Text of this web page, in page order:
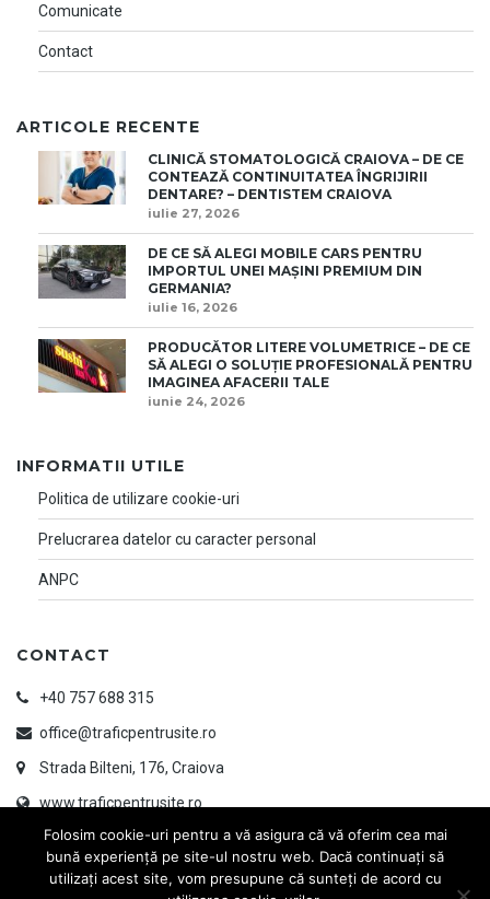
Comunicate
Contact
ARTICOLE RECENTE
CLINICĂ STOMATOLOGICĂ CRAIOVA – DE CE
CONTEAZĂ CONTINUITATEA ÎNGRIJIRII
DENTARE? – DENTISTEM CRAIOVA
iulie 27, 2026
DE CE SĂ ALEGI MOBILE CARS PENTRU
IMPORTUL UNEI MAȘINI PREMIUM DIN
GERMANIA?
iulie 16, 2026
PRODUCĂTOR LITERE VOLUMETRICE – DE CE
SĂ ALEGI O SOLUȚIE PROFESIONALĂ PENTRU
IMAGINEA AFACERII TALE
iunie 24, 2026
INFORMATII UTILE
Politica de utilizare cookie-uri
Prelucrarea datelor cu caracter personal
ANPC
CONTACT
+40 757 688 315
office@traficpentrusite.ro
Strada Bilteni, 176, Craiova
www.traficpentrusite.ro
Folosim cookie-uri pentru a vă asigura că vă oferim cea mai
bună experiență pe site-ul nostru web. Dacă continuați să
utilizați acest site, vom presupune că sunteți de acord cu